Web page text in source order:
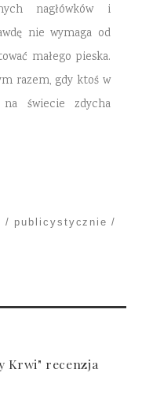
nagłówków i
nie wymaga od
małego pieska.
razem, gdy ktoś w
świecie zdycha
publicystycznie
Krwi" recenzja